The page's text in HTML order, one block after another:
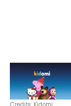
Credits: Kidomi